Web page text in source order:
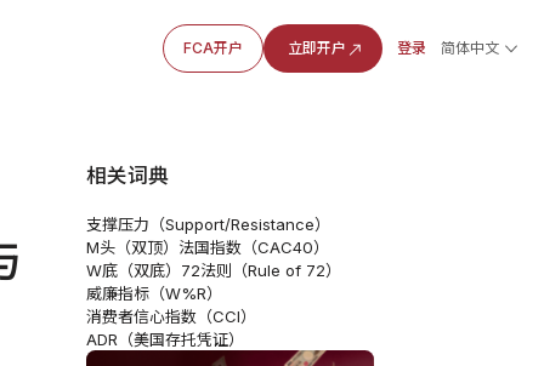
FCA开户 立即开户 登录 简体中文
相关词典
支撑压力（Support/Resistance）
M头（双顶） 法国指数（CAC40）
W底（双底） 72法则（Rule of 72）
威廉指标（W%R）
消费者信心指数（CCI）
ADR（美国存托凭证）